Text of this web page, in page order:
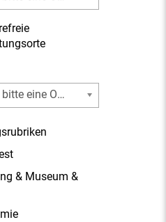
Wählen sie bitte eine Option aus.
& Museum &